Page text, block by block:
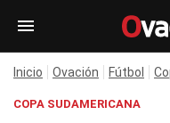
Inicio Ovación Fútbol
COPA SUDAMERICANA